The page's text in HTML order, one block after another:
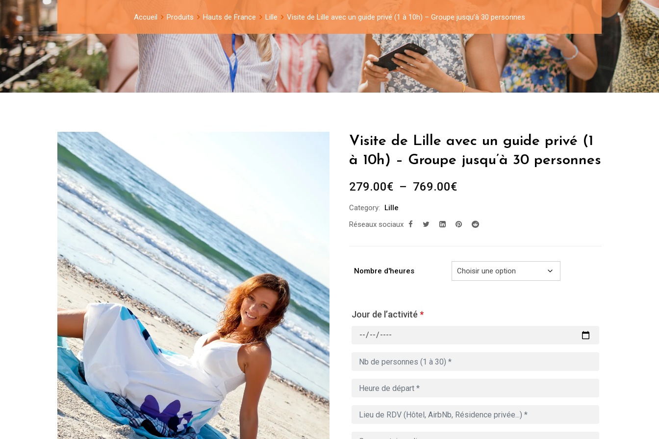
Accueil Produits Hauts de France Lille Visite de Lille avec un guide privé (1 à 10h) – Groupe jusqu’à 30 personnes
Visite de Lille avec un guide privé (1
à 10h) – Groupe jusqu’à 30 personnes
279.00€ – 769.00€Plage
279.00€
Category:
Lille
Réseaux sociaux
Nombre d'heures
Jour de l’activité *